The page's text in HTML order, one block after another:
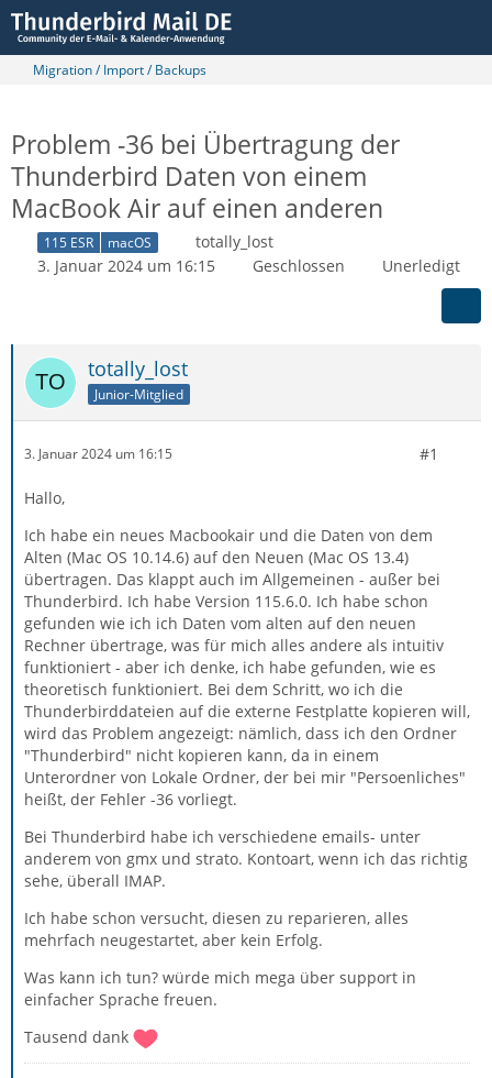
Migration / Import / Backups
Problem -36 bei Übertragung der
Thunderbird Daten von einem
MacBook Air auf einen anderen
115 ESR macOS
totally_lost
3. Januar 2024 um 16:15
Geschlossen Unerledigt
totally_lost
Junior-Mitglied
3. Januar 2024 um 16:15 #1
Hallo,
Ich habe ein neues Macbookair und die Daten von dem
Alten (Mac OS 10.14.6) auf den Neuen (Mac OS 13.4)
übertragen. Das klappt auch im Allgemeinen - außer bei
Thunderbird. Ich habe Version 115.6.0. Ich habe schon
gefunden wie ich ich Daten vom alten auf den neuen
Rechner übertrage, was für mich alles andere als intuitiv
funktioniert - aber ich denke, ich habe gefunden, wie es
theoretisch funktioniert. Bei dem Schritt, wo ich die
Thunderbirddateien auf die externe Festplatte kopieren will,
wird das Problem angezeigt: nämlich, dass ich den Ordner
"Thunderbird" nicht kopieren kann, da in einem
Unterordner von Lokale Ordner, der bei mir "Persoenliches"
heißt, der Fehler -36 vorliegt.
Bei Thunderbird habe ich verschiedene emails- unter
anderem von gmx und strato. Kontoart, wenn ich das richtig
sehe, überall IMAP.
Ich habe schon versucht, diesen zu reparieren, alles
mehrfach neugestartet, aber kein Erfolg.
Was kann ich tun? würde mich mega über support in
einfacher Sprache freuen.
Tausend dank